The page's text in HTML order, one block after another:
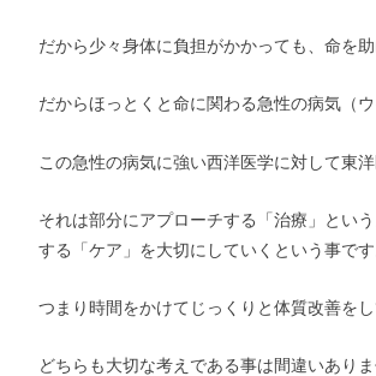
だから少々身体に負担がかかっても、命を
だからほっとくと命に関わる急性の病気（
この急性の病気に強い西洋医学に対して東
それは部分にアプローチする「治療」とい
する「ケア」を大切にしていくという事です
つまり時間をかけてじっくりと体質改善を
どちらも大切な考えである事は間違いありま